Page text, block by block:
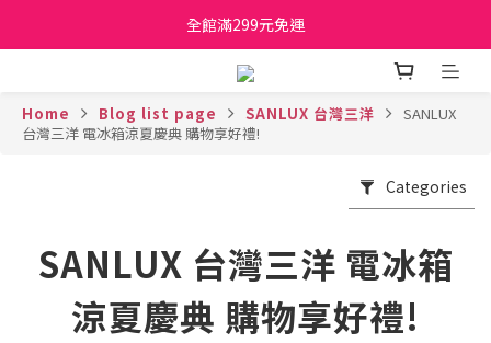
日立家電、國際牌 原廠管制價格 私訊優惠價
全館滿299元免運
日立家電、國際牌 原廠管制價格 私訊優惠價
Home Blog list page SANLUX 台灣三洋
SANLUX
台灣三洋 電冰箱涼夏慶典 購物享好禮!
Categories
SANLUX 台灣三洋 電冰箱
涼夏慶典 購物享好禮!